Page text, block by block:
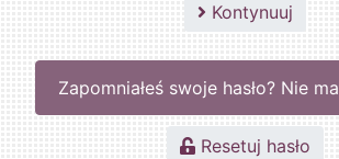
Kontynuuj
Zapomniałeś swoje hasło? Nie
Resetuj hasło